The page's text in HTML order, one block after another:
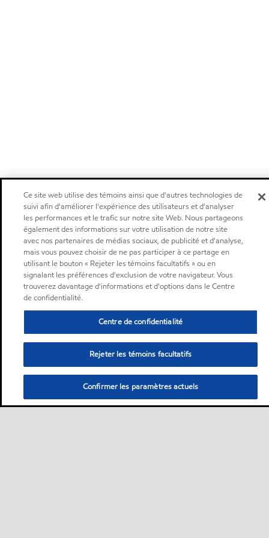
Ce site web utilise des témoins ainsi que d'autres technologies de
suivi afin d'améliorer l'expérience des utilisateurs et d'analyser
les performances et le trafic sur notre site Web. Nous partageons
également des informations sur votre utilisation de notre site
avec nos partenaires de médias sociaux, de publicité et d'analyse,
mais vous pouvez choisir de ne pas participer à ce partage en
utilisant le bouton « Rejeter les témoins facultatifs » ou en
signalant les préférences d'exclusion de votre navigateur. Vous
trouverez davantage d'informations et d'options dans le Centre
de confidentialité.
Centre de confidentialité
Rejeter les témoins facultatifs
Confirmer les paramètres actuels